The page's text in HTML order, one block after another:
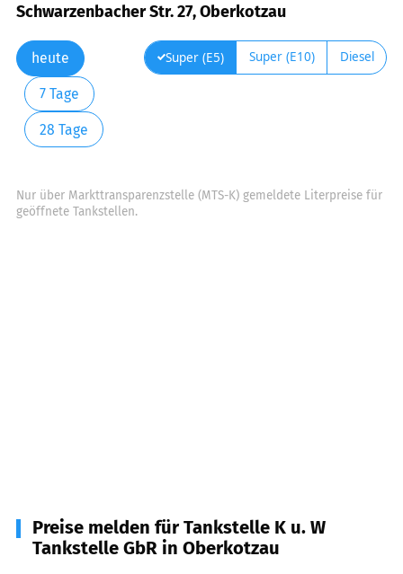
Schwarzenbacher Str. 27, Oberkotzau
heute
7 Tage
28 Tage
Super (E5) Super (E10) Diesel
Nur über Markttransparenzstelle (MTS-K) gemeldete Literpreise für
geöffnete Tankstellen.
Preise melden für Tankstelle K u. W
Tankstelle GbR in Oberkotzau